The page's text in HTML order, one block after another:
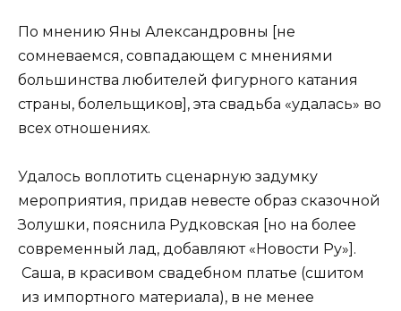
По мнению Яны Александровны [не
сомневаемся, совпадающем с мнениями
большинства любителей фигурного катания
страны, болельщиков], эта свадьба «удалась» во
всех отношениях.
Удалось воплотить сценарную задумку
мероприятия, придав невесте образ сказочной
Золушки, пояснила Рудковская [но на более
современный лад, добавляют «Новости Ру»].
Саша, в красивом свадебном платье (сшитом
из импортного материала), в не менее